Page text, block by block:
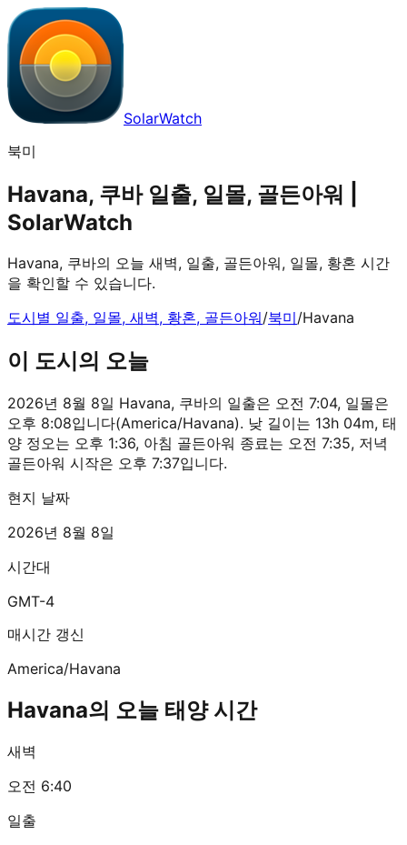
SolarWatch
북미
Havana, 쿠바 일출, 일몰, 골든아워 |
SolarWatch
Havana, 쿠바의 오늘 새벽, 일출, 골든아워, 일몰, 황혼 시간
을 확인할 수 있습니다.
도시별 일출, 일몰, 새벽, 황혼, 골든아워/북미/Havana
이 도시의 오늘
2026년 8월 8일 Havana, 쿠바의 일출은 오전 7:04, 일몰은
오후 8:08입니다(America/Havana). 낮 길이는 13h 04m, 태
양 정오는 오후 1:36, 아침 골든아워 종료는 오전 7:35, 저녁
골든아워 시작은 오후 7:37입니다.
현지 날짜
2026년 8월 8일
시간대
GMT-4
매시간 갱신
America/Havana
Havana의 오늘 태양 시간
새벽
오전 6:40
일출